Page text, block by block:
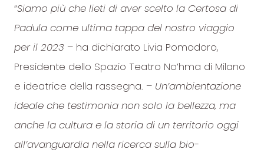
“Siamo più che lieti di aver scelto la Certosa di
Padula come ultima tappa del nostro viaggio
per il 2023 – ha dichiarato Livia Pomodoro,
Presidente dello Spazio Teatro No’hma di Milano
e ideatrice della rassegna. – Un’ambientazione
ideale che testimonia non solo la bellezza, ma
anche la cultura e la storia di un territorio oggi
all’avanguardia nella ricerca sulla bio-